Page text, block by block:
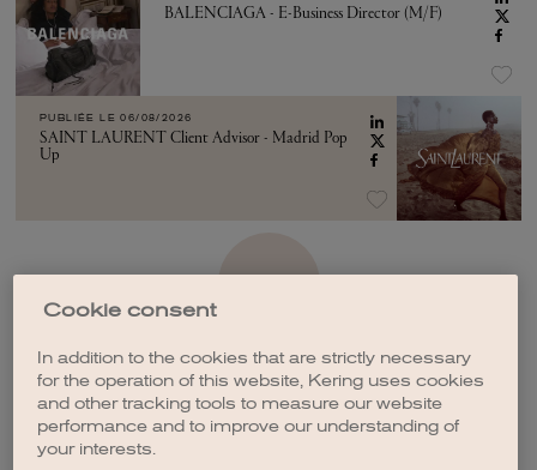
BALENCIAGA - E-Business Director (M/F)
PUBLIÉE LE 06/08/2026
SAINT LAURENT Client Advisor - Madrid Pop
Up
CRÉER UNE ALERTE
Cookie consent
In addition to the cookies that are strictly necessary
for the operation of this website, Kering uses cookies
and other tracking tools to measure our website
performance and to improve our understanding of
your interests.